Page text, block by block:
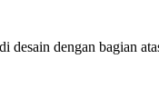
desain dengan bagian